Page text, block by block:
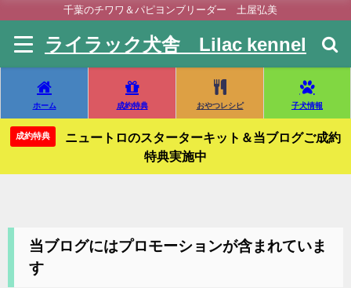
千葉のチワワ＆パピヨンブリーダー 土屋弘美
ライラック犬舎 Lilac kennel
ホーム 成約特典 おやつレシピ 子犬情報
成約特典
ニュートロのスターターキット＆当ブログご成約
特典実施中
当ブログにはプロモーションが含まれていま
す